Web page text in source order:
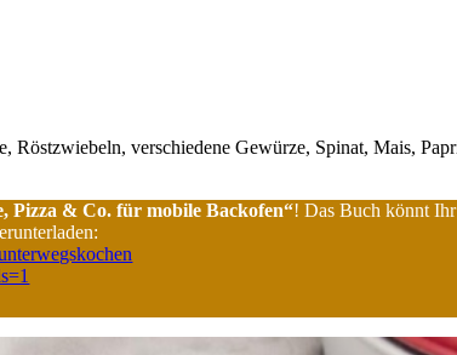
verschiedene Gewürze, Spinat, Mais,
Pizza & Co. für mobile Backofen“! Das Buch könnt